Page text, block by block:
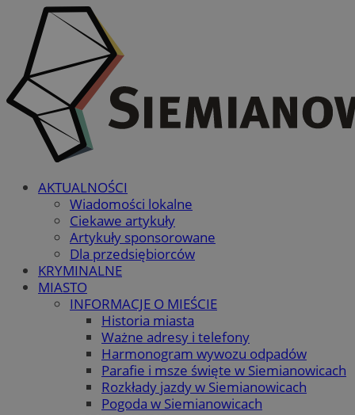
AKTUALNOŚCI
Wiadomości lokalne
Ciekawe artykuły
Artykuły sponsorowane
Dla przedsiębiorców
KRYMINALNE
MIASTO
INFORMACJE O MIEŚCIE
Historia miasta
Ważne adresy i telefony
Harmonogram wywozu odpadów
Parafie i msze święte w Siemianowicach
Rozkłady jazdy w Siemianowicach
Pogoda w Siemianowicach